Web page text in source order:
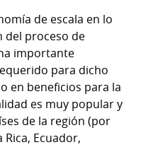
de escala en lo
del proceso de
importante
para dicho
en beneficios para la
es muy popular y
de la región (por
Ecuador,